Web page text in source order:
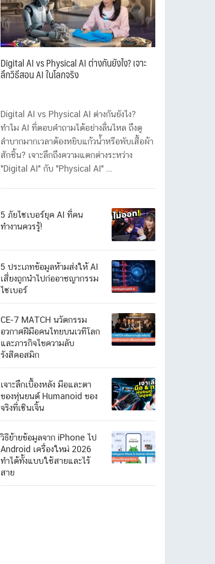
Digital AI vs Physical AI ต่างกันยังไง? เจาะ
ลึกวิธีสอน AI ในโลกจริง
Digital AI vs Physical AI ต่างกันยังไง?
ทำไม AI ที่ตอบคำถามได้อย่างลื่นไหล ถึงดู
ลำบากมากเวลาต้องหยิบแก้วน้ำหรือพับเสื้อผ้า
สักชิ้น? เจาะลึกถึงความแตกต่างระหว่าง
"Digital AI" กับ "Physical AI" ...
5 ภัยไซเบอร์ยุค AI ที่คน
ทำงานควรรู้!
5 ประเภทข้อมูลห้ามส่งให้ AI
เสี่ยงถูกนำไปก่ออาชญากรรม
ไซเบอร์
CE-7 MATCH นวัตกรรม
อวกาศฝีมือคนไทยบนเวทีโลก
และภารกิจไขความลับ
รังสีคอสมิก
เจาะลึกเบื้องหลัง มือและตา
ของหุ่นยนต์ Humanoid ของ
จริงที่เซินเจิ้น
วิธีย้ายข้อมูลจาก iPhone ไป
Android เครื่องใหม่ 2026
ทำได้ทั้งแบบใช้สายและไร้
สาย